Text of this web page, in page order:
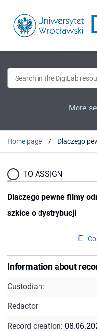
More
Home page
TO ASSIGN
Dlaczego pewne filmy
szkice o dystrybucji
Information about
Custodian:
Redactor:
Record creation: